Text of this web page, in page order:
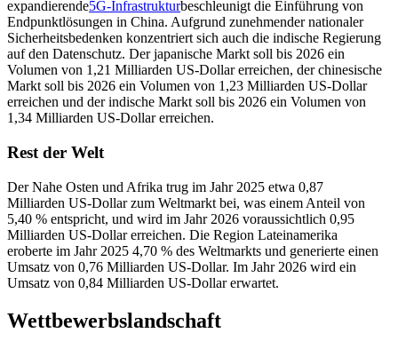
expandierende5G-Infrastrukturbeschleunigt die Einführung von
Endpunktlösungen in China. Aufgrund zunehmender nationaler
Sicherheitsbedenken konzentriert sich auch die indische Regierung
auf den Datenschutz. Der japanische Markt soll bis 2026 ein
Volumen von 1,21 Milliarden US-Dollar erreichen, der chinesische
Markt soll bis 2026 ein Volumen von 1,23 Milliarden US-Dollar
erreichen und der indische Markt soll bis 2026 ein Volumen von
1,34 Milliarden US-Dollar erreichen.
Rest der Welt
Der Nahe Osten und Afrika trug im Jahr 2025 etwa 0,87
Milliarden US-Dollar zum Weltmarkt bei, was einem Anteil von
5,40 % entspricht, und wird im Jahr 2026 voraussichtlich 0,95
Milliarden US-Dollar erreichen. Die Region Lateinamerika
eroberte im Jahr 2025 4,70 % des Weltmarkts und generierte einen
Umsatz von 0,76 Milliarden US-Dollar. Im Jahr 2026 wird ein
Umsatz von 0,84 Milliarden US-Dollar erwartet.
Wettbewerbslandschaft